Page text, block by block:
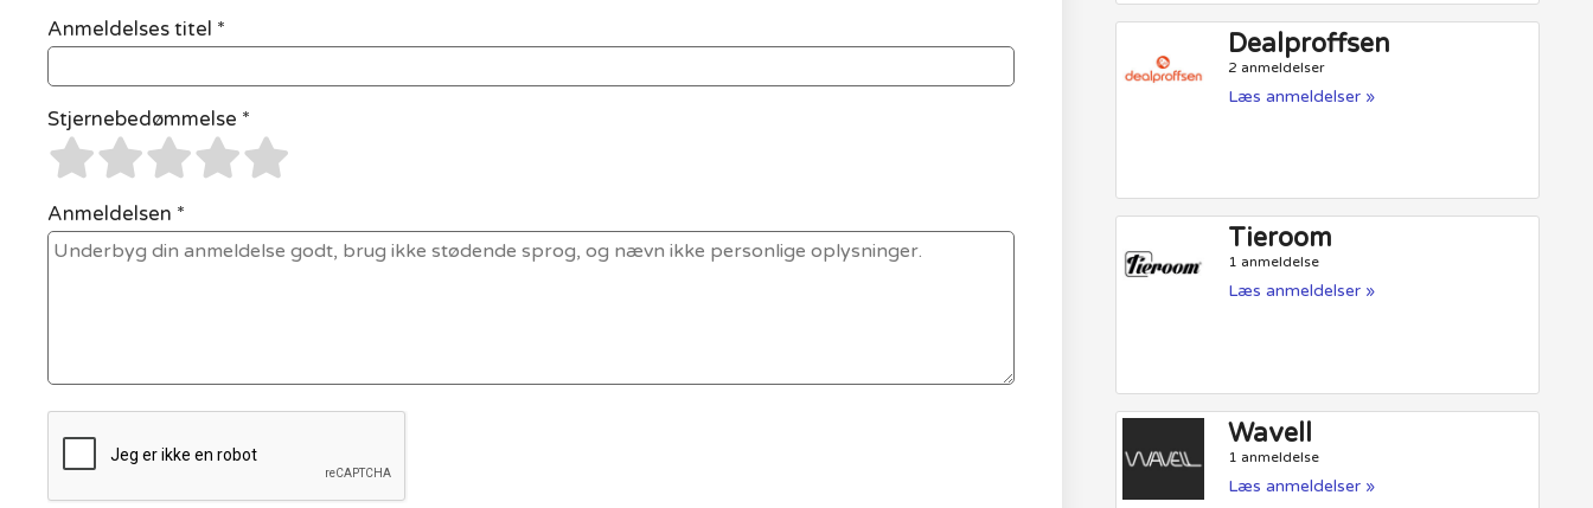
Anmeldelses titel *
Stjernebedømmelse *
Anmeldelsen *
Dealproffsen
2 anmeldelser
Læs anmeldelser »
Tieroom
1 anmeldelse
Læs anmeldelser »
Wavell
1 anmeldelse
Læs anmeldelser »